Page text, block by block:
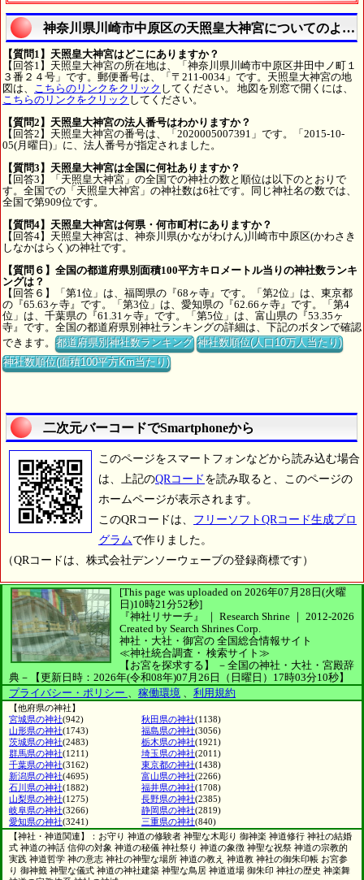
神奈川県川崎市中原区の天照皇大神宮についてのよく
【質問1】天照皇大神宮はどこにありますか？
【回答1】天照皇大神宮の所在地は、「神奈川県川崎市中原区井田中ノ町１
３番２４号」です。郵便番号は、「〒211-0034」です。天照皇大神宮の地
図は、 こちらのリンクをクリック してください。 地図を別窓で開くには、
こちらのリンクをクリック してください。
【質問2】天照皇大神宮の法人番号はわかりますか？
【回答2】天照皇大神宮の番号は、「2020005007391」です。「2015-10-
05(月曜日)」に、法人番号が指定されました。
【質問3】天照皇大神宮は全国に何社ありますか？
【回答3】「天照皇大神宮」の全国での神社の数と順位は以下のとおりで
す。全国での「天照皇大神宮」の神社数は6社です。同じ神社名の数では、
全国で第909位です。
【質問4】天照皇大神宮は何県・何市町村にありますか？
【回答4】天照皇大神宮は、神奈川県(かながわけん)川崎市中原区(かわさき
しなかはらく)の神社です。
【質問６】全国の都道府県別面積100平方キロメートル当りの神社数ランキ
ングは？
【回答６】「第1位」は、福岡県の『68ヶ寺』です。「第2位」は、東京都
の『65.63ヶ寺』です。「第3位」は、愛知県の『62.66ヶ寺』です。「第4
位」は、千葉県の『61.31ヶ寺』です。「第5位」は、富山県の『53.35ヶ
寺』です。全国の都道府県別神社ランキングの詳細は、下記のボタンで確認
できます。都道府県別神社数ランキング 神社数順位(人口10万人当たり)
神社数順位(面積100平方Km当たり)
二次元バーコードでSmartphoneから
このページをスマートフォンなどから読み込む場合
は、上記のQRコード を読み取ると、このページの
ホームページが表示されます。
このQRコードは、 フリーソフトQRコード生成プロ
グラムで作りました。
（QRコードは、株式会社デンソーウェーブの登録商標です）
[This page was uploaded on 2026年07月28日(火曜
日)10時21分52秒]
『神社リサーチ』 ｜ Research Shrine ｜ 2012-2026
Created by Search Shrines Corp.
神社・大社・御宮の 全国総合情報サイト
≪神社統合調査・ 検索サイト≫
【お宮を探求する】
－全国の神社・大社・宮殿辞
典－
【更新日時：2026年(令和08年)07月26日（日曜日）17時03分10秒】
プライバシー・ポリシー 、 稼働環境 、 利用規約
【他府県の神社】
宮城県の神社(942) 秋田県の神社(1138)
山形県の神社(1743) 福島県の神社(3056)
茨城県の神社(2483) 栃木県の神社(1921)
群馬県の神社(1211) 埼玉県の神社(2011)
千葉県の神社(3162) 東京都の神社(1438)
新潟県の神社(4695) 富山県の神社(2266)
石川県の神社(1882) 福井県の神社(1708)
山梨県の神社(1275) 長野県の神社(2385)
岐阜県の神社(3266) 静岡県の神社(2819)
愛知県の神社(3241) 三重県の神社(840)
【神社・神道関連】：お守り 神道の修験者 神聖な木彫り 御神楽 神道修行 神社の結婚
式 神道の神話 信仰の対象 神道の秘儀 神社祭り 神道の象徴 神聖な祝祭 神道の宗教的
実践 神道哲学 神の意志 神社の神聖な場所 神道の教え 神道教 神社の御朱印帳 お宮参
り 御神籤 神聖な儀式 神道の神社建築 神聖な鳥居 神道道場 御朱印 神社の歴史 神楽舞